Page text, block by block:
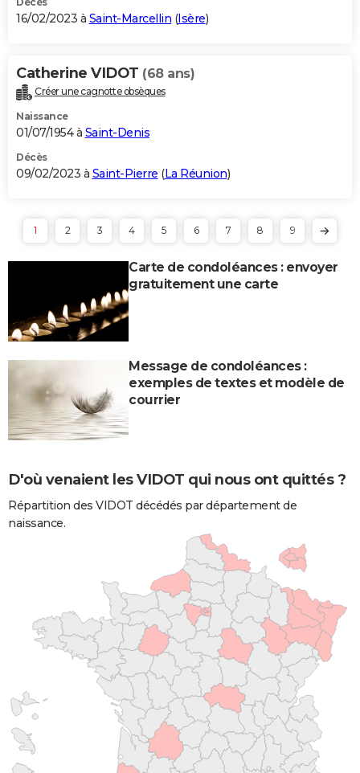
16/02/2023 à Saint-Marcellin (Isère)
Catherine VIDOT (68 ans)
Créer une cagnotte obsèques
Naissance
01/07/1954 à Saint-Denis
Décès
09/02/2023 à Saint-Pierre (La Réunion)
1 2 3 4 5 6 7 8 9
Carte de condoléances : envoyer
gratuitement une carte
Message de condoléances :
exemples de textes et modèle de
courrier
D'où venaient les VIDOT qui nous ont quittés ?
Répartition des VIDOT décédés par département de
naissance.